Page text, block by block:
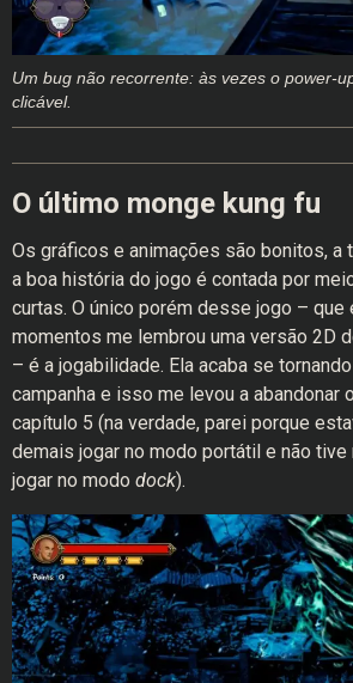
Um bug não recorrente: às vezes o power-
clicável.
O último monge kung fu
Os gráficos e animações são bonitos, a
a boa história do jogo é contada por
curtas. O único porém desse jogo – que
momentos me lembrou uma versão 2D
– é a jogabilidade. Ela acaba se
campanha e isso me levou a abandonar
capítulo 5 (na verdade, parei porque
demais jogar no modo portátil e não
jogar no modo dock).